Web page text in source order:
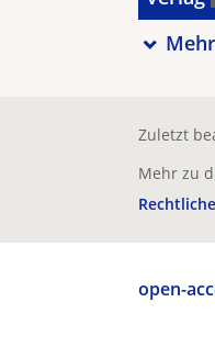
Zuletzt
Mehr zu
open-